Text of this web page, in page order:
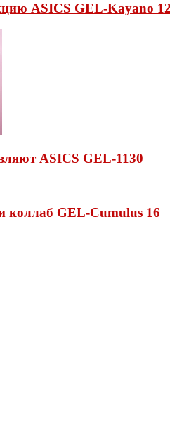
ASICS GEL-Kayano
ASICS GEL-1130
коллаб GEL-Cumulus 16